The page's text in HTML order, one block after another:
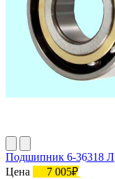
Подшипник 6-36318 Л
Цена
7 005₽